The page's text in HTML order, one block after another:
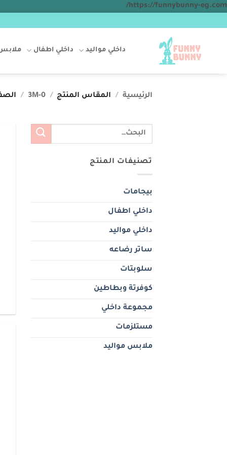
https://funnybunny-eg.com/ تخطي
داخلي مواليد داخلي اطفال ملابس
الرئيسية / المقاس المنتج /
0-3M
/
البحث
تصنيفات المنتج
بيجامات
داخلي اطفال
داخلي مواليد
ساتر رضاعه
سلوبتات
كوفرتة وبطاطين
مجموعة داخلي
مستلزمات
ملابس مواليد